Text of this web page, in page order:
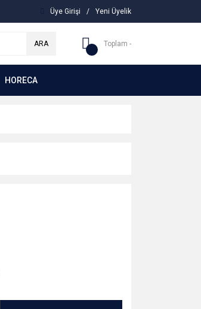
Üye Girişi / Yeni Üyelik
ARA Toplam -
HORECA